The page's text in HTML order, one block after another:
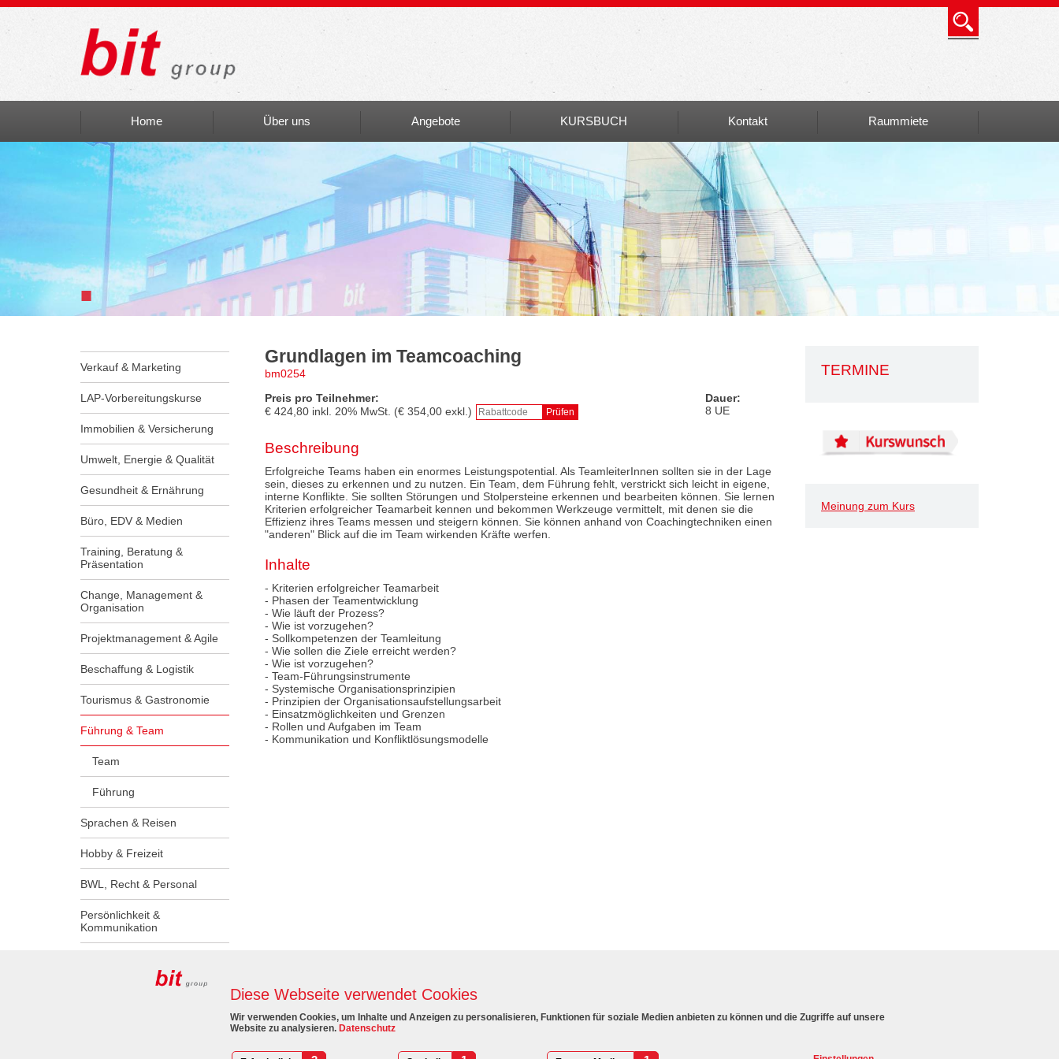
Home Über uns
bit Art
Einblicke
Angebote KURSBUCH Kontakt
Info
Raummiete
■
Verkauf & Marketing
LAP-Vorbereitungskurse
Immobilien & Versicherung
Umwelt, Energie & Qualität
Gesundheit & Ernährung
Büro, EDV & Medien
Training, Beratung &
Präsentation
Change, Management &
Organisation
Projektmanagement & Agile
Beschaffung & Logistik
Tourismus & Gastronomie
Führung & Team
Team
Führung
Sprachen & Reisen
Hobby & Freizeit
BWL, Recht & Personal
Persönlichkeit &
Kommunikation
TERMINE
Meinung zum Kurs
Grundlagen im Teamcoaching
bm0254
Preis pro Teilnehmer:
€ 424,80 inkl. 20% MwSt. (€ 354,00 exkl.)
Dauer:
8 UE
Beschreibung
Erfolgreiche Teams haben ein enormes Leistungspotential. Als TeamleiterInnen sollten sie in der Lage
sein, dieses zu erkennen und zu nutzen. Ein Team, dem Führung fehlt, verstrickt sich leicht in eigene,
interne Konflikte. Sie sollten Störungen und Stolpersteine erkennen und bearbeiten können. Sie lernen
Kriterien erfolgreicher Teamarbeit kennen und bekommen Werkzeuge vermittelt, mit denen sie die
Effizienz ihres Teams messen und steigern können. Sie können anhand von Coachingtechniken einen
"anderen" Blick auf die im Team wirkenden Kräfte werfen.
Inhalte
- Kriterien erfolgreicher Teamarbeit
- Phasen der Teamentwicklung
- Wie läuft der Prozess?
- Wie ist vorzugehen?
- Sollkompetenzen der Teamleitung
- Wie sollen die Ziele erreicht werden?
- Wie ist vorzugehen?
- Team-Führungsinstrumente
- Systemische Organisationsprinzipien
- Prinzipien der Organisationsaufstellungsarbeit
- Einsatzmöglichkeiten und Grenzen
- Rollen und Aufgaben im Team
- Kommunikation und Konfliktlösungsmodelle
Diese Webseite verwendet Cookies
Wir verwenden Cookies, um Inhalte und Anzeigen zu personalisieren, Funktionen für soziale Medien anbieten zu können und die Zugriffe auf unsere
Website zu analysieren. Datenschutz